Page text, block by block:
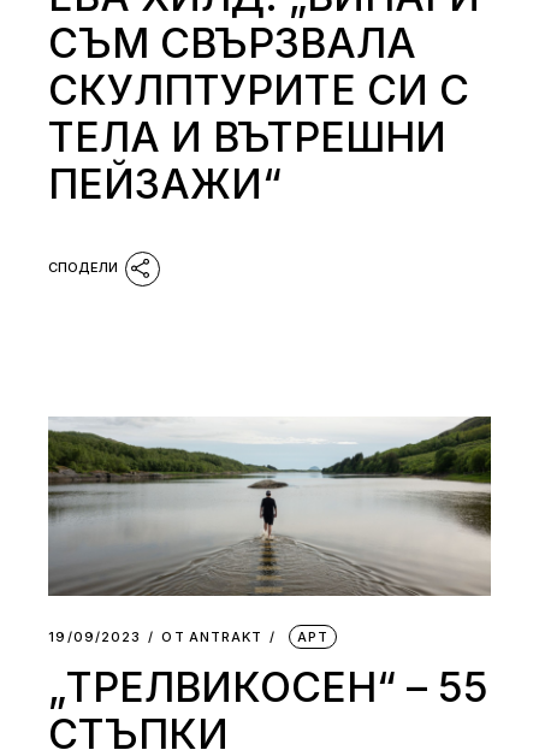
СЪМ СВЪРЗВАЛА
СКУЛПТУРИТЕ СИ С
ТЕЛА И ВЪТРЕШНИ
ПЕЙЗАЖИ“
19/09/2023 ОТ АNTRAKT АРТ
„ТРЕЛВИКОСЕН“ – 55
СТЪПКИ